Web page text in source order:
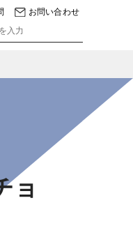
お問い合わせ
ョ